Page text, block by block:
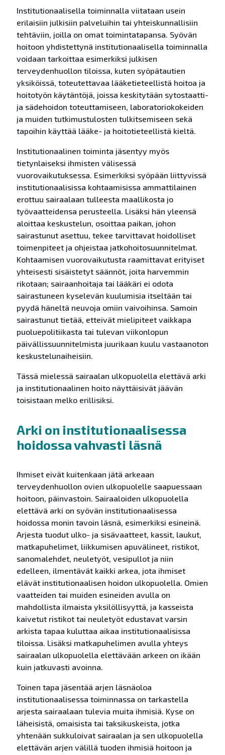
Institutionaalisella toiminnalla viitataan usein
erilaisiin julkisiin palveluihin tai yhteiskunnallisiin
tehtäviin, joilla on omat toimintatapansa. Syövän
hoitoon yhdistettynä institutionaalisella toiminnalla
voidaan tarkoittaa esimerkiksi julkisen
terveydenhuollon tiloissa, kuten syöpätautien
yksiköissä, toteutettavaa lääketieteellistä hoitoa ja
hoitotyön käytäntöjä, joissa keskitytään sytostaatti-
ja sädehoidon toteuttamiseen, laboratoriokokeiden
ja muiden tutkimustulosten tulkitsemiseen sekä
tapoihin käyttää lääke- ja hoitotieteellistä kieltä.
Institutionaalinen toiminta jäsentyy myös
tietynlaiseksi ihmisten välisessä
vuorovaikutuksessa. Esimerkiksi syöpään liittyvissä
institutionaalisissa kohtaamisissa ammattilainen
erottuu sairaalaan tulleesta maallikosta jo
työvaatteidensa perusteella. Lisäksi hän yleensä
aloittaa keskustelun, osoittaa paikan, johon
sairastunut asettuu, tekee tarvittavat hoidolliset
toimenpiteet ja ohjeistaa jatkohoitosuunnitelmat.
Kohtaamisen vuorovaikutusta raamittavat erityiset
yhteisesti sisäistetyt säännöt, joita harvemmin
rikotaan; sairaanhoitaja tai lääkäri ei odota
sairastuneen kyselevän kuulumisia itseltään tai
pyydä häneltä neuvoja omiin vaivoihinsa. Samoin
sairastunut tietää, etteivät mielipiteet vaikkapa
puoluepolitiikasta tai tulevan viikonlopun
päivällissuunnitelmista juurikaan kuulu vastaanoton
keskustelunaiheisiin.
Tässä mielessä sairaalan ulkopuolella elettävä arki
ja institutionaalinen hoito näyttäisivät jäävän
toisistaan melko erillisiksi.
Arki on institutionaalisessa
hoidossa vahvasti läsnä
Ihmiset eivät kuitenkaan jätä arkeaan
terveydenhuollon ovien ulkopuolelle saapuessaan
hoitoon, päinvastoin. Sairaaloiden ulkopuolella
elettävä arki on syövän institutionaalisessa
hoidossa monin tavoin läsnä, esimerkiksi esineinä.
Arjesta tuodut ulko- ja sisävaatteet, kassit, laukut,
matkapuhelimet, liikkumisen apuvälineet, ristikot,
sanomalehdet, neuletyöt, vesipullot ja niin
edelleen, ilmentävät kaikki arkea, jota ihmiset
elävät institutionaalisen hoidon ulkopuolella. Omien
vaatteiden tai muiden esineiden avulla on
mahdollista ilmaista yksilöllisyyttä, ja kasseista
kaivetut ristikot tai neuletyöt edustavat varsin
arkista tapaa kuluttaa aikaa institutionaalisissa
tiloissa. Lisäksi matkapuhelimen avulla yhteys
sairaalan ulkopuolella elettävään arkeen on ikään
kuin jatkuvasti avoinna.
Toinen tapa jäsentää arjen läsnäoloa
institutionaalisessa toiminnassa on tarkastella
arjesta sairaalaan tulevia muita ihmisiä. Kyse on
läheisistä, omaisista tai taksikuskeista, jotka
yhtenään sukkuloivat sairaalan ja sen ulkopuolella
elettävän arjen välillä tuoden ihmisiä hoitoon ja